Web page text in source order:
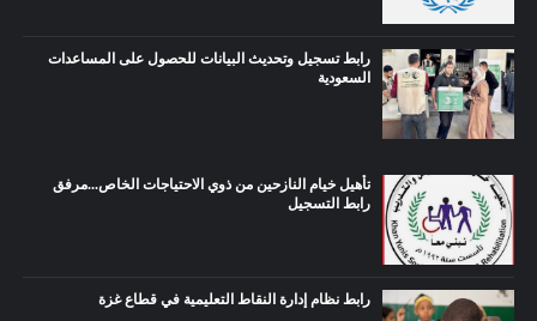
رابط تسجيل وتحديث البيانات للحصول على المساعدات
السعودية
تأهيل خيام النازحين من ذوي الاحتياجات الخاص...مرفق
رابط التسجيل
رابط نظام إدارة النقاط التعليمية في قطاع غزة